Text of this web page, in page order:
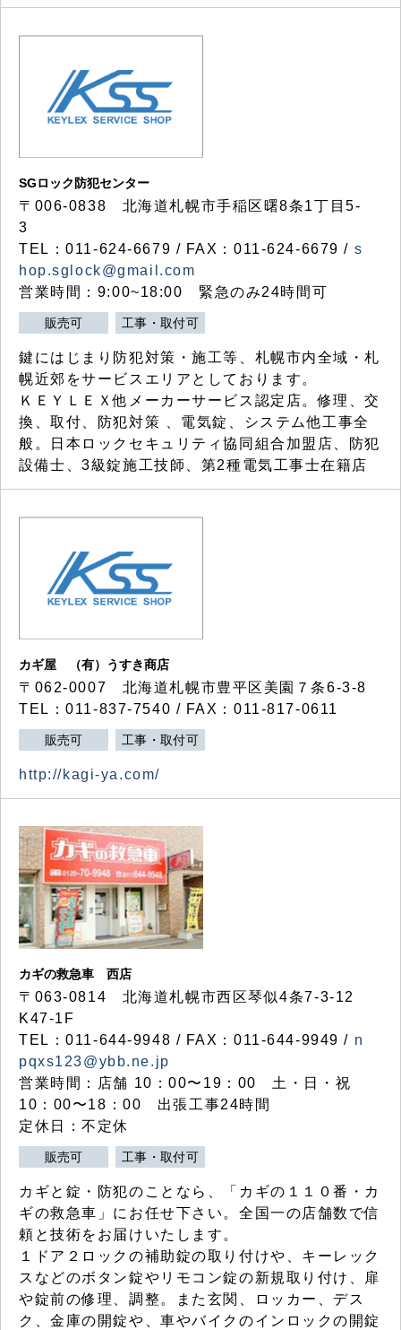
SGロック防犯センター
〒006-0838 北海道札幌市手稲区曙8条1丁目5-
3
TEL：011-624-6679 / FAX：011-624-6679 / s
hop.sglock@gmail.com
営業時間：9:00~18:00 緊急のみ24時間可
販売可 工事・取付可
鍵にはじまり防犯対策・施工等、札幌市内全域・札
幌近郊をサービスエリアとしております。
ＫＥＹＬＥＸ他メーカーサービス認定店。修理、交
換、取付、防犯対策 、電気錠、システム他工事全
般。日本ロックセキュリティ協同組合加盟店、防犯
設備士、3級錠施工技師、第2種電気工事士在籍店
カギ屋 （有）うすき商店
〒062-0007 北海道札幌市豊平区美園７条6-3-8
TEL：011-837-7540 / FAX：011-817-0611
販売可 工事・取付可
http://kagi-ya.com/
カギの救急車 西店
〒063-0814 北海道札幌市西区琴似4条7-3-12
K47-1F
TEL：011-644-9948 / FAX：011-644-9949 / n
pqxs123@ybb.ne.jp
営業時間：店舗 10：00〜19：00 土・日・祝
10：00〜18：00 出張工事24時間
定休日：不定休
販売可 工事・取付可
カギと錠・防犯のことなら、「カギの１１０番・カ
ギの救急車」にお任せ下さい。全国一の店舗数で信
頼と技術をお届けいたします。
１ドア２ロックの補助錠の取り付けや、キーレック
スなどのボタン錠やリモコン錠の新規取り付け、扉
や錠前の修理、調整。また玄関、ロッカー、デス
ク、金庫の開錠や、車やバイクのインロックの開錠